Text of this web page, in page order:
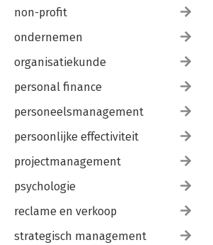
non-profit
ondernemen
organisatiekunde
personal finance
personeelsmanagement
persoonlijke effectiviteit
projectmanagement
psychologie
reclame en verkoop
strategisch management